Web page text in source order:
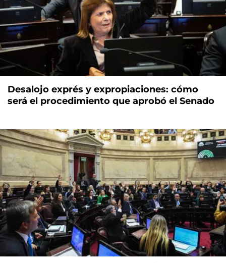
Desalojo exprés y expropiaciones: cómo
será el procedimiento que aprobó el Senado